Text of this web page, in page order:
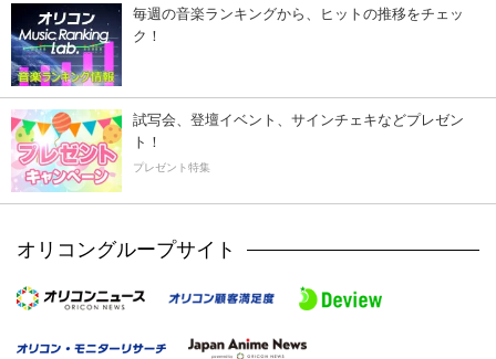
毎週の音楽ランキングから、ヒットの推移をチェッ
ク！
試写会、登壇イベント、サインチェキなどプレゼン
ト！
プレゼント特集
オリコングループサイト